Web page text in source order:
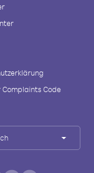
Complaints Code